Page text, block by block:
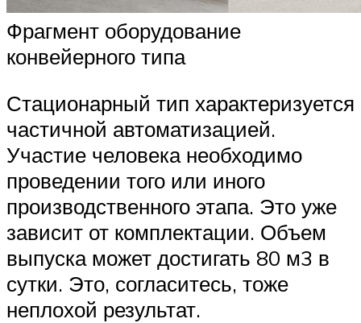
Фрагмент оборудование
конвейерного типа
Стационарный тип характеризуется
частичной автоматизацией.
Участие человека необходимо
проведении того или иного
производственного этапа. Это уже
зависит от комплектации. Объем
выпуска может достигать 80 м3 в
сутки. Это, согласитесь, тоже
неплохой результат.